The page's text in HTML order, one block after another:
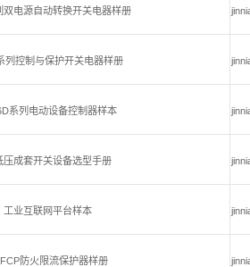
双电源自动转换开关电器样册
列控制与保护开关电器样册
系列电动设备控制器样本
压成套开关设备选型手册
工业互联网平台样本
防火限流保护器样册